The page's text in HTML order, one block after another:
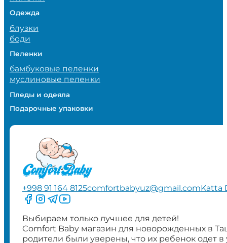
Одежда
блузки
боди
Пеленки
бамбуковые пеленки
муслиновые пеленки
Пледы и одеяла
Подарочные упаковки
+998 91 164 8125comfortbabyuz@gmail.comKatta
Следите за нами на Facebook
Следите за нами в Instagram
Следите за нами в Telegram
Следите за нами в YouTube
Выбираем только лучшее для детей!
Comfort Baby магазин для новорожденных в
родители были уверены, что их ребенок одет